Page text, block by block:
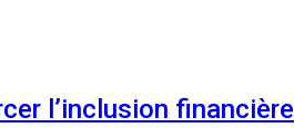
l’inclusion financière